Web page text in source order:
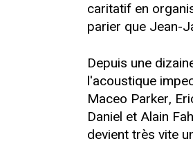
caritatif en
parier que Jean-
Depuis une
l'acoustique
Maceo Parker,
Daniel et Alain
devient très vite